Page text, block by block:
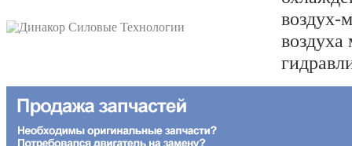
воздух-
НАШИХ КЛИЕНТОВ